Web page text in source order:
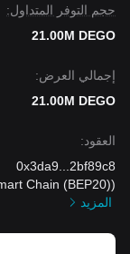
حجم التوفر المتداول:
21.00M DEGO
إجمالي العرض:
21.00M DEGO
العقود:
0x3da9
2bf89c8
(
Chain (BEP20)
المزيد